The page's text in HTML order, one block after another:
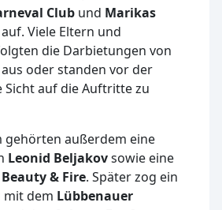
Club und Marikas
auf. Viele Eltern und
die Darbietungen von
oder standen vor der
Sicht auf die Auftritte zu
gehörten außerdem eine
Leonid Beljakovsowie eine
Beauty & Fire. Später zog ein
mit dem Lübbenauer